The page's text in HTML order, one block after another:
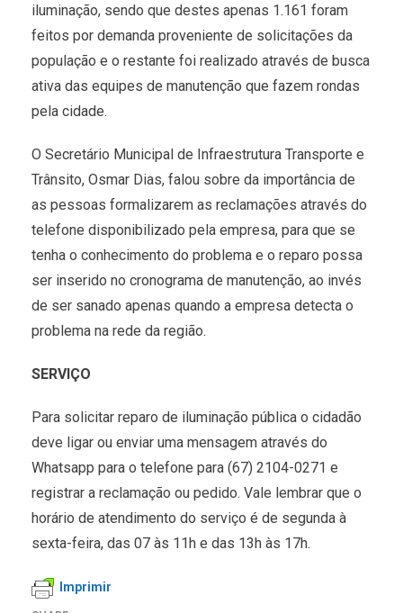
iluminação, sendo que destes apenas 1.161 foram
feitos por demanda proveniente de solicitações da
população e o restante foi realizado através de busca
ativa das equipes de manutenção que fazem rondas
pela cidade.
O Secretário Municipal de Infraestrutura Transporte e
Trânsito, Osmar Dias, falou sobre da importância de
as pessoas formalizarem as reclamações através do
telefone disponibilizado pela empresa, para que se
tenha o conhecimento do problema e o reparo possa
ser inserido no cronograma de manutenção, ao invés
de ser sanado apenas quando a empresa detecta o
problema na rede da região.
SERVIÇO
Para solicitar reparo de iluminação pública o cidadão
deve ligar ou enviar uma mensagem através do
Whatsapp para o telefone para (67) 2104-0271 e
registrar a reclamação ou pedido. Vale lembrar que o
horário de atendimento do serviço é de segunda à
sexta-feira, das 07 às 11h e das 13h às 17h.
Imprimir